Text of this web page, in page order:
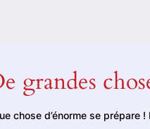
grandes
chose d’énorme se prépare